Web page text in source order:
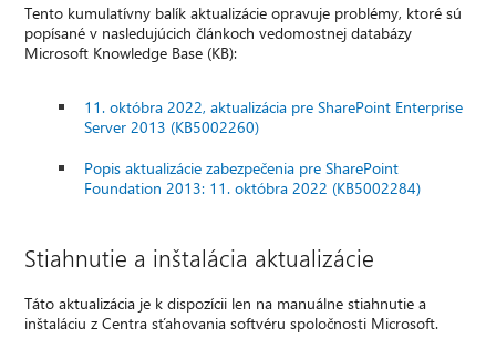
Tento kumulatívny balík aktualizácie opravuje problémy, ktoré sú
popísané v nasledujúcich článkoch vedomostnej databázy
Microsoft Knowledge Base (KB):
11. októbra 2022, aktualizácia pre SharePoint Enterprise
Server 2013 (KB5002260)
Popis aktualizácie zabezpečenia pre SharePoint
Foundation 2013: 11. októbra 2022 (KB5002284)
Stiahnutie a inštalácia aktualizácie
Táto aktualizácia je k dispozícii len na manuálne stiahnutie a
inštaláciu z Centra sťahovania softvéru spoločnosti Microsoft.